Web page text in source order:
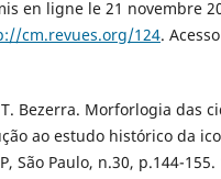
en ligne le 21 novembre
cm.revues.org/124.
T. Bezerra. Morforlogia das
ao estudo histórico da
São Paulo, n.30, p.144-155.